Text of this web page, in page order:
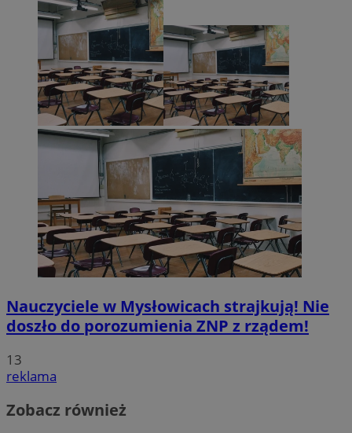
Nauczyciele w Mysłowicach strajkują! Nie
doszło do porozumienia ZNP z rządem!
13
reklama
Zobacz również